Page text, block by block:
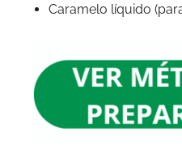
Caramelo líquido